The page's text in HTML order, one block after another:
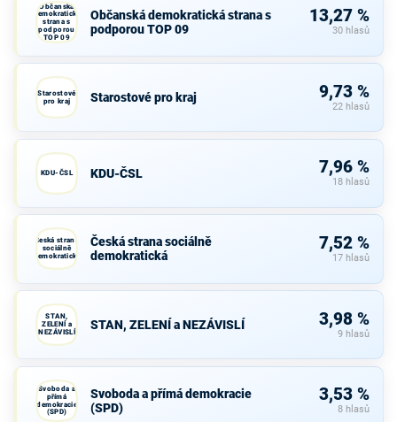
Občanská
demokratická
strana s
podporou
TOP 09
Občanská demokratická strana s
podporou TOP 09
13,27 %
30 hlasů
Starostové
pro kraj
Starostové pro kraj 9,73 %
22 hlasů
KDU-ČSL KDU-ČSL 7,96 %
18 hlasů
Česká strana
sociálně
demokratická
Česká strana sociálně
demokratická
7,52 %
17 hlasů
STAN,
ZELENÍ a
NEZÁVISLÍ
STAN, ZELENÍ a NEZÁVISLÍ 3,98 %
9 hlasů
Svoboda a
přímá
demokracie
(SPD)
Svoboda a přímá demokracie
(SPD)
3,53 %
8 hlasů